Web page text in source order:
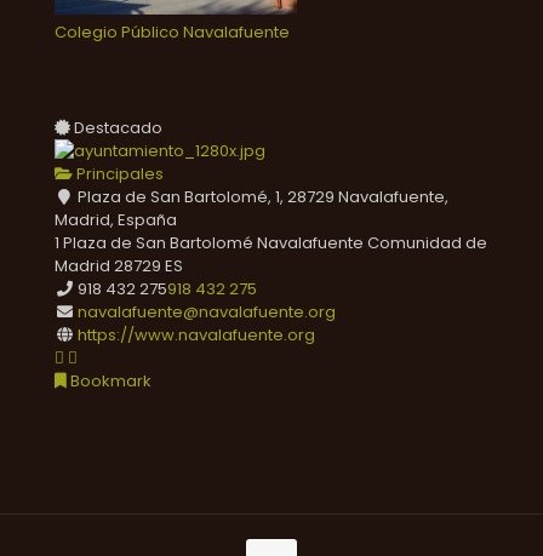
Colegio Público Navalafuente
Destacado
Principales
Plaza de San Bartolomé, 1, 28729 Navalafuente,
Madrid, España
1 Plaza de San Bartolomé Navalafuente Comunidad de
Madrid 28729 ES
918 432 275918 432 275
navalafuente@navalafuente.org
https://www.navalafuente.org
Bookmark